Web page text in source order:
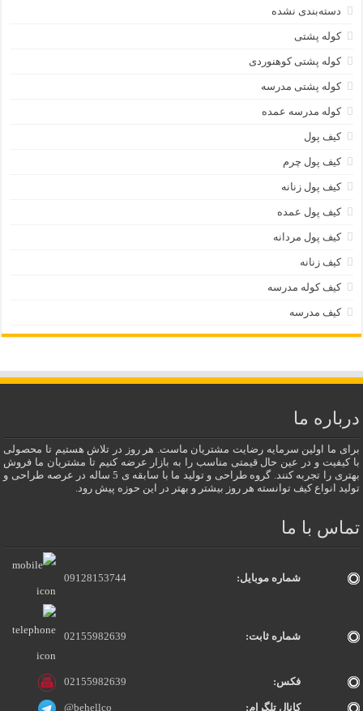
دسته‌بندی نشده
کوله پشتی
کوله پشتی کوهنوردی
کوله پشتی مدرسه
کوله مدرسه عمده
کیف پول
کیف پول چرم
کیف پول زنانه
کیف پول عمده
کیف پول مردانه
کیف زنانه
کیف کوله مدرسه
کیف مدرسه
درباره ما
برای ما اولین سرمایه رضایت مشتریان ماست. هر روز در تلاش هستیم تا محصولی
با کیفیت و در عین حال قیمتی مناسب را به بازار عرضه کنیم تا مشتریان ما فروش
بهتری را تجربه کنند. گروه طراحی و تولید ما با سابقه ی 5 ساله در عرصه طراحی و
تولید انواع کیف توانسته هر روز بیشتر و بهتر در این حوزه پیش رود.
تماس با ما
شماره موبایل: 09128153744
شماره ثابت: 02155982639
فکس: 02155982639
کانال تلگرام: @behellco